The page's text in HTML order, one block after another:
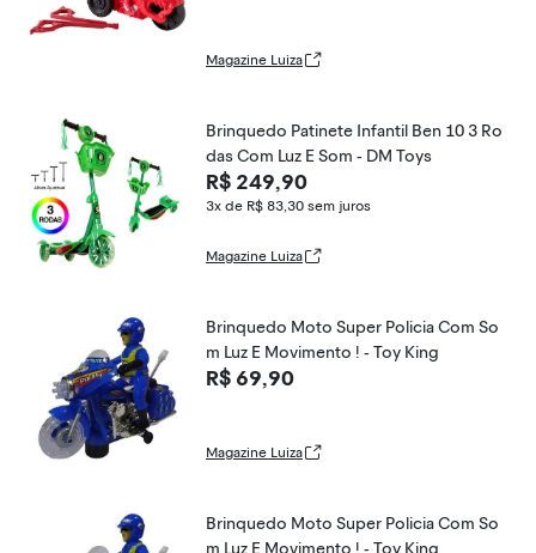
Magazine Luiza
Brinquedo Patinete Infantil Ben 10 3 Ro
das Com Luz E Som - DM Toys
R$ 249,90
3x de R$ 83,30 sem juros
Magazine Luiza
Brinquedo Moto Super Policia Com So
m Luz E Movimento ! - Toy King
R$ 69,90
Magazine Luiza
Brinquedo Moto Super Policia Com So
m Luz E Movimento ! - Toy King